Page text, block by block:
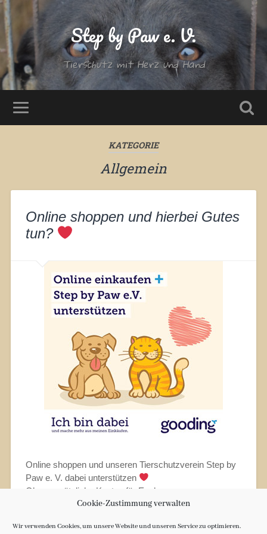
Cookie-Zustimmung verwalten
Wir verwenden Cookies, um unsere Website und unseren Service zu optimieren.
Step by Paw e. V.
Tierschutz mit Herz und Hand
KATEGORIE
Allgemein
Online shoppen und hierbei Gutes
tun?
Online shoppen und unseren Tierschutzverein Step by
Paw e. V. dabei unterstützen
Ohne zusätzliche Kosten für Euch.